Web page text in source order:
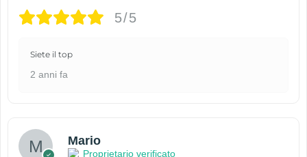
5/5
Siete il top
2 anni fa
Mario
Proprietario verificato